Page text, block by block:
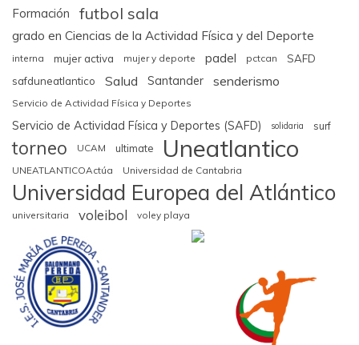
Formación futbol sala
grado en Ciencias de la Actividad Física y del Deporte
interna mujer activa mujer y deporte padel pctcan
SAFD
safduneatlantico
Salud Santander senderismo
Servicio de Actividad Física y Deportes
Servicio de Actividad Física y Deportes (SAFD) solidaria surf
torneo UCAM ultimate Uneatlantico
UNEATLANTICOActúa Universidad de Cantabria
Universidad Europea del Atlántico
universitaria voleibol voley playa